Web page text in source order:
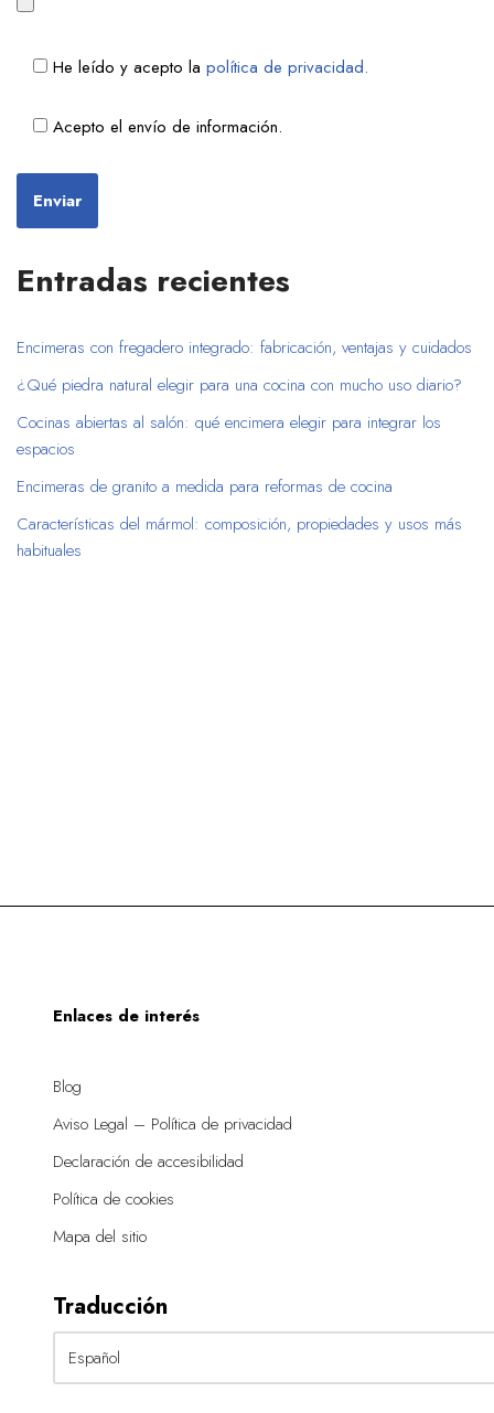
He leído y acepto la política de privacidad.
Acepto el envío de información.
Entradas recientes
Encimeras con fregadero integrado: fabricación, ventajas y cuidados
¿Qué piedra natural elegir para una cocina con mucho uso diario?
Cocinas abiertas al salón: qué encimera elegir para integrar los
espacios
Encimeras de granito a medida para reformas de cocina
Características del mármol: composición, propiedades y usos más
habituales
Enlaces de interés
Blog
Aviso Legal – Política de privacidad
Declaración de accesibilidad
Política de cookies
Mapa del sitio
Traducción